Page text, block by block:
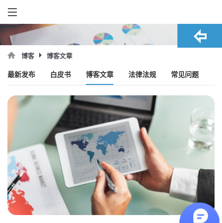
博客 博客文章
最新发布 白皮书 博客文章 法律法规 常见问题